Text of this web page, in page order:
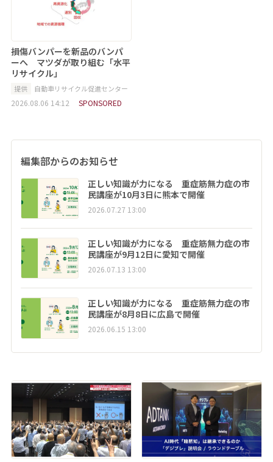
損傷バンパーを新品のバンパ
ーへ マツダが取り組む「水平
リサイクル」
提供 自動車リサイクル促進センター
2026.08.06 14:12 SPONSORED
編集部からのお知らせ
正しい知識が力になる 重症筋無力症の市
民講座が10月3日に熊本で開催
2026.07.27 13:00
正しい知識が力になる 重症筋無力症の市
民講座が9月12日に愛知で開催
2026.07.13 13:00
正しい知識が力になる 重症筋無力症の市
民講座が8月8日に広島で開催
2026.06.15 13:00